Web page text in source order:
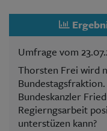
Umfrage vom
Thorsten Frei wird
Bundeskanzler
Regierngsarbeit
unterstüzen kann?